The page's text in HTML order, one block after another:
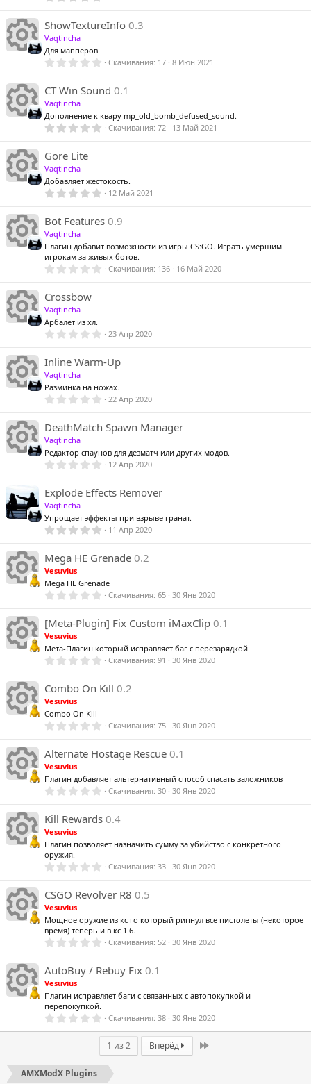
а
р
е
с
у
р
с
а
к
а
р
е
с
у
р
с
а
н
к
а
р
е
с
у
р
с
а
к
о
н
к
а
р
е
с
у
р
с
а
И
к
о
н
к
р
е
с
у
р
с
а
0
з
з
И
к
о
н
к
а
р
е
у
р
с
а
ShowTextureInfo 0.3
Vaqtincha
Для мапперов.
0
0
з
ё
з
Скачивания 17 8 Июн 2021
И
к
о
н
к
а
р
е
с
у
р
с
а
CT Win Sound 0.1
Vaqtincha
Дополнение к квару mp_old_bomb_defused_sound.
5
ё
з
Скачивания 72 13 Май 2021
И
к
о
н
к
а
р
е
с
у
р
с
а
Gore Lite
Vaqtincha
Добавляет жестокость.
5
0
з
ё
з
12 Май 2021
И
к
о
н
к
а
р
е
с
у
р
с
а
Bot Features 0.9
Vaqtincha
Плагин добавит возможности из игры CS:GO. Играть умершим
игрокам за живых ботов.
0
з
Скачивания 136 16 Май 2020
И
к
о
н
к
а
р
е
с
у
р
с
а
Crossbow
Vaqtincha
Арбалет из хл.
0
0
з
ё
з
23 Апр 2020
И
к
о
н
к
а
р
е
с
у
р
с
а
Inline Warm-Up
Vaqtincha
Разминка на ножах.
0
0
з
ё
з
22 Апр 2020
И
к
о
н
к
а
р
е
с
у
р
а
DeathMatch Spawn Manager
Vaqtincha
Редактор спаунов для дезматч или других модов.
0
0
з
ё
з
12 Апр 2020
Explode Effects Remover
Vaqtincha
Упрощает эффекты при взрыве гранат.
5
0
з
ё
з
11 Апр 2020
И
к
о
н
к
р
е
с
у
Mega HE Grenade 0.2
Vesuvius
Mega HE Grenade
0
0
з
ё
з
Скачивания 65 30 Янв 2020
И
к
о
н
к
а
р
е
с
[Meta-Plugin] Fix Custom iMaxClip 0.1
Vesuvius
Мета-Плагин который исправляет баг с перезарядкой
0
0
з
з
Скачивания 91 30 Янв 2020
И
к
о
н
к
а
р
Combo On Kill 0.2
Vesuvius
Combo On Kill
0
0
з
ё
з
Скачивания 75 30 Янв 2020
И
к
о
н
к
а
Alternate Hostage Rescue 0.1
Vesuvius
Плагин добавляет альтернативный способ спасать заложников
0
0
з
ё
Скачивания 30 30 Янв 2020
И
о
н
Kill Rewards 0.4
Vesuvius
Плагин позволяет назначить сумму за убийство с конкретного
оружия.
0
0
з
ё
з
Скачивания 33 30 Янв 2020
И
к
о
CSGO Revolver R8 0.5
Vesuvius
Мощное оружие из кс го который рипнул все пистолеты (некоторое
время) теперь и в кс 1.6.
0
0
з
ё
Скачивания 52 30 Янв 2020
AutoBuy / Rebuy Fix 0.1
Vesuvius
Плагин исправляет баги с связанных с автопокупкой и
перепокупкой.
0
0
з
в
з
Скачивания 38 30 Янв 2020
1 из 2 Вперёд Last
AMXModX Plugins